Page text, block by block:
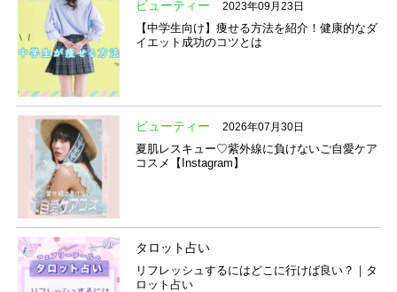
ビューティー 2023年09月23日
【中学生向け】痩せる方法を紹介！健康的なダ
イエット成功のコツとは
ビューティー 2026年07月30日
夏肌レスキュー♡紫外線に負けないご自愛ケア
コスメ【Instagram】
タロット占い
リフレッシュするにはどこに行けば良い？｜タ
ロット占い